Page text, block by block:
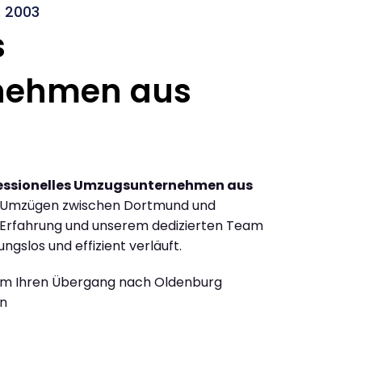
aus
Umzugsunternehmen aus
zwischen Dortmund und
und unserem dedizierten Team
und effizient verläuft.
Ihren Übergang nach Oldenburg